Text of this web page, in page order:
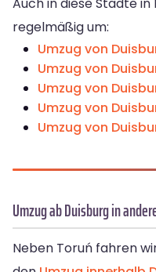
regelmäßig um:
Umzug von
Umzug von
Umzug von
Umzug von
Umzug von
Umzug ab Duisburg in
Neben Toruń fahren